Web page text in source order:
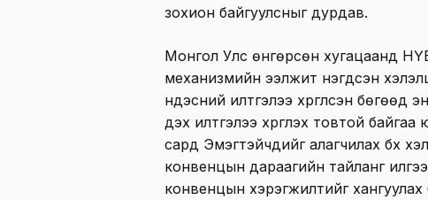
зохион байгуулсныг дурдав.
Монгол Улс өнгөрсөн хугацаанд
механизмийн ээлжит нэгдсэн
үндэсний илтгэлээ хүргүүлсэн
дэх илтгэлээ хүргүүлэх товтой
сард Эмэгтэйчүүдийг алагчилах бүх
конвенцын дараагийн тайланг
конвенцын хэрэгжилтийг